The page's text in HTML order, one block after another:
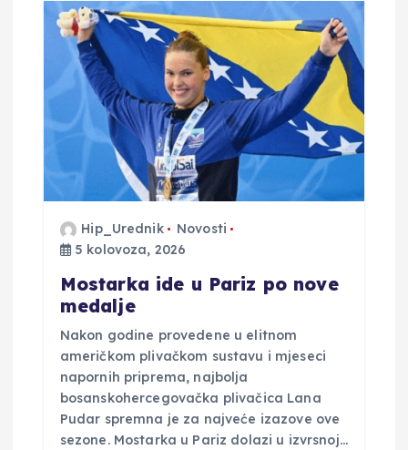
Hip_Urednik
Novosti
5 kolovoza, 2026
Mostarka ide u Pariz po nove
medalje
Nakon godine provedene u elitnom
američkom plivačkom sustavu i mjeseci
napornih priprema, najbolja
bosanskohercegovačka plivačica Lana
Pudar spremna je za najveće izazove ove
sezone. Mostarka u Pariz dolazi u izvrsnoj…